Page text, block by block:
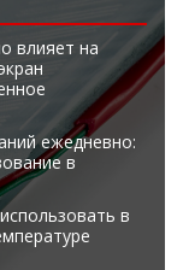
влияет на
ежедневно:
в
в